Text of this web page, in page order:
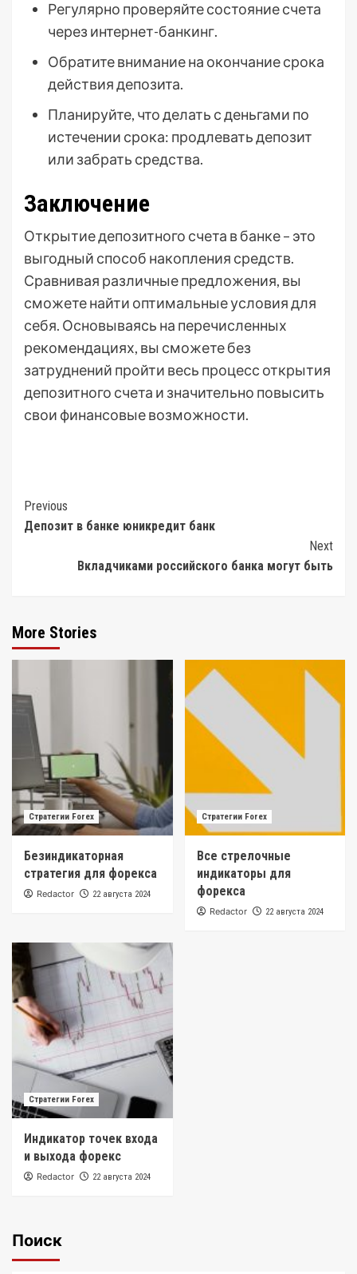
Регулярно проверяйте состояние счета
через интернет-банкинг.
Обратите внимание на окончание срока
действия депозита.
Планируйте, что делать с деньгами по
истечении срока: продлевать депозит
или забрать средства.
Заключение
Открытие депозитного счета в банке – это
выгодный способ накопления средств.
Сравнивая различные предложения, вы
сможете найти оптимальные условия для
себя. Основываясь на перечисленных
рекомендациях, вы сможете без
затруднений пройти весь процесс открытия
депозитного счета и значительно повысить
свои финансовые возможности.
Post
Navigation
Previous
Депозит в банке юникредит банк
Next
Вкладчиками российского банка могут быть
More Stories
Стратегии Forex
Безиндикаторная
стратегия для форекса
Redactor 22 августа 2024
Стратегии Forex
Все стрелочные
индикаторы для
форекса
Redactor 22 августа 2024
Стратегии Forex
Индикатор точек входа
и выхода форекс
Redactor 22 августа 2024
Поиск